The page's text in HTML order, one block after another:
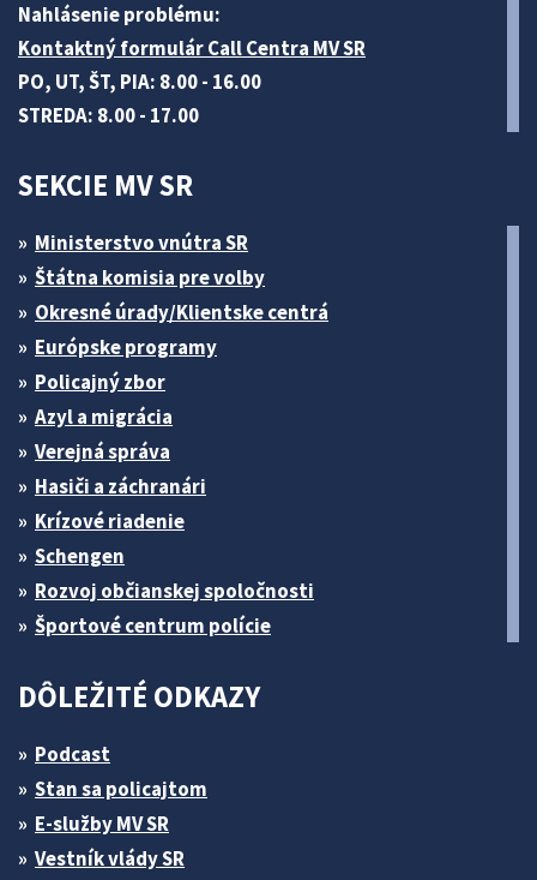
Nahlásenie problému:
Kontaktný formulár Call Centra MV SR
PO, UT, ŠT, PIA: 8.00 - 16.00
STREDA: 8.00 - 17.00
SEKCIE MV SR
Ministerstvo vnútra SR
Štátna komisia pre volby
Okresné úrady/Klientske centrá
Európske programy
Policajný zbor
Azyl a migrácia
Verejná správa
Hasiči a záchranári
Krízové riadenie
Schengen
Rozvoj občianskej spoločnosti
Športové centrum polície
DÔLEŽITÉ ODKAZY
Podcast
Stan sa policajtom
E-služby MV SR
Vestník vlády SR